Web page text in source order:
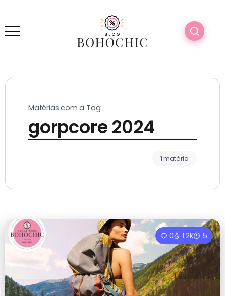
Matérias com a Tag:
gorpcore 2024
1 matéria
0 1.2K 5